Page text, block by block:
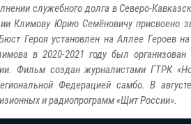
служебного долга в Северо-
Климову Юрию Семёновичу присвоено
Героя установлен на Аллее Героев на
в 2020-2021 году был организован
Фильм создан журналистами ГТРК
Федерацией самбо. В
и радиопрограмм «Щит России».